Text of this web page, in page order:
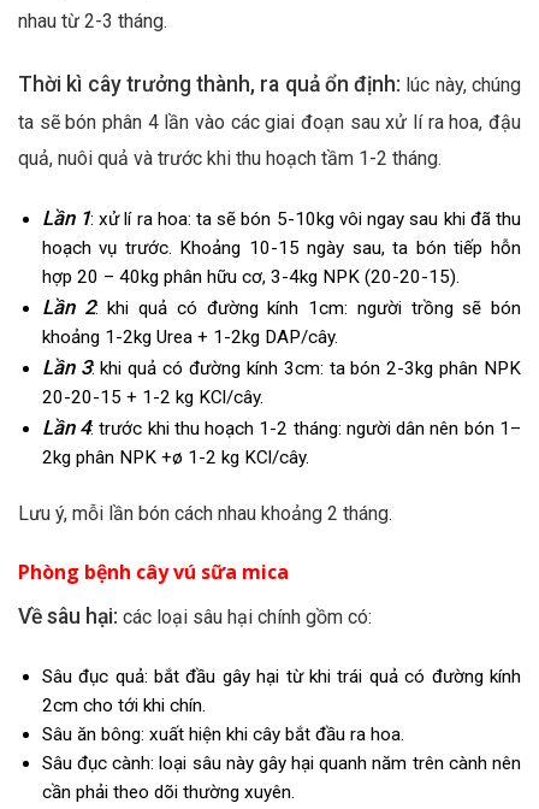
nhau từ 2-3 tháng.
Thời kì cây trưởng thành, ra quả ổn định: lúc này, chúng
ta sẽ bón phân 4 lần vào các giai đoạn sau xử lí ra hoa, đậu
quả, nuôi quả và trước khi thu hoạch tầm 1-2 tháng.
Lần 1: xử lí ra hoa: ta sẽ bón 5-10kg vôi ngay sau khi đã thu
hoạch vụ trước. Khoảng 10-15 ngày sau, ta bón tiếp hỗn
hợp 20 – 40kg phân hữu cơ, 3-4kg NPK (20-20-15).
Lần 2: khi quả có đường kính 1cm: người trồng sẽ bón
khoảng 1-2kg Urea + 1-2kg DAP/cây.
Lần 3: khi quả có đường kính 3cm: ta bón 2-3kg phân NPK
20-20-15 + 1-2 kg KCl/cây.
Lần 4: trước khi thu hoạch 1-2 tháng: người dân nên bón 1–
2kg phân NPK +ø 1-2 kg KCl/cây.
Lưu ý, mỗi lần bón cách nhau khoảng 2 tháng.
Phòng bệnh cây vú sữa mica
Về sâu hại: các loại sâu hại chính gồm có:
Sâu đục quả: bắt đầu gây hại từ khi trái quả có đường kính
2cm cho tới khi chín.
Sâu ăn bông: xuất hiện khi cây bắt đầu ra hoa.
Sâu đục cành: loại sâu này gây hại quanh năm trên cành nên
cần phải theo dõi thường xuyên.